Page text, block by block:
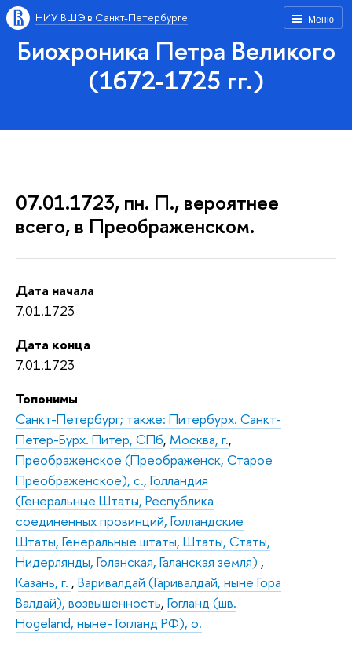
Меню
НИУ ВШЭ в Санкт-Петербурге
Биохроника Петра Великого
(1672-1725 гг.)
07.01.1723, пн. П., вероятнее
всего, в Преображенском.
Дата начала
7.01.1723
Дата конца
7.01.1723
Топонимы
Санкт-Петербург; также: Питербурх. Санкт-
Петер-Бурх. Питер, СПб, Москва, г.,
Преображенское (Преображенск, Старое
Преображенское), с., Голландия
(Генеральные Штаты, Республика
соединенных провинций, Голландские
Штаты, Генеральные штаты, Штаты, Статы,
Нидерлянды, Голанская, Галанская земля) ,
Казань, г. , Варивалдай (Гаривалдай, ныне Гора
Валдай), возвышенность, Гогланд (шв.
Högeland, ныне- Гогланд РФ), о.